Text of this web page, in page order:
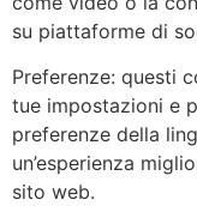
su piattaforme di
Preferenze: questi
tue impostazioni e
preferenze della
un’esperienza
sito web.